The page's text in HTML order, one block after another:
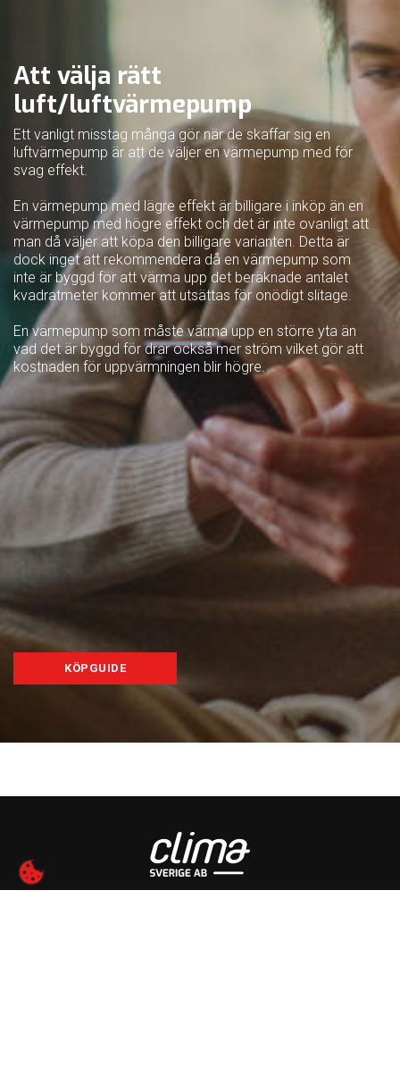
Att välja rätt
luft/luftvärmepump
Ett vanligt misstag många gör när de skaffar sig en
luftvärmepump är att de väljer en värmepump med för
svag effekt.
En värmepump med lägre effekt är billigare i inköp än en
värmepump med högre effekt och det är inte ovanligt att
man då väljer att köpa den billigare varianten. Detta är
dock inget att rekommendera då en värmepump som
inte är byggd för att värma upp det beräknade antalet
kvadratmeter kommer att utsättas för onödigt slitage.
En värmepump som måste värma upp en större yta än
vad det är byggd för drar också mer ström vilket gör att
kostnaden för uppvärmningen blir högre.
KÖPGUIDE